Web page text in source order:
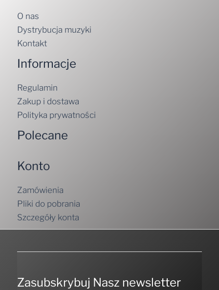
O nas
Dystrybucja muzyki
Kontakt
Informacje
Regulamin
Zakup i dostawa
Polityka prywatności
Polecane
Konto
Zamówienia
Pliki do pobrania
Szczegóły konta
Zasubskrybuj Nasz newsletter